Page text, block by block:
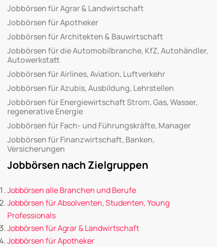
Jobbörsen für Agrar & Landwirtschaft
Jobbörsen für Apotheker
Jobbörsen für Architekten & Bauwirtschaft
Jobbörsen für die Automobilbranche, KfZ, Autohändler,
Autowerkstatt
Jobbörsen für Airlines, Aviation, Luftverkehr
Jobbörsen für Azubis, Ausbildung, Lehrstellen
Jobbörsen für Energiewirtschaft Strom, Gas, Wasser,
regenerative Energie
Jobbörsen für Fach- und Führungskräfte, Manager
Jobbörsen für Finanzwirtschaft, Banken,
Versicherungen
Jobbörsen nach Zielgruppen
Jobbörsen alle Branchen und Berufe
Jobbörsen für Absolventen, Studenten, Young
Professionals
Jobbörsen für Agrar & Landwirtschaft
Jobbörsen für Apotheker